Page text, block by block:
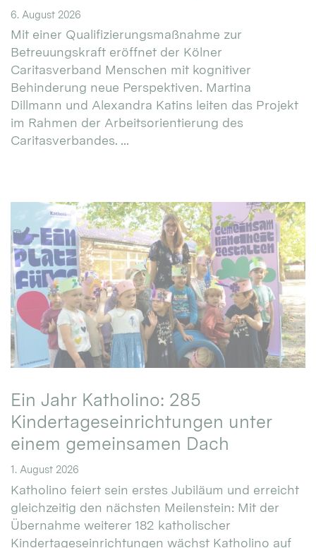
6. August 2026
Mit einer Qualifizierungsmaßnahme zur
Betreuungskraft eröffnet der Kölner
Caritasverband Menschen mit kognitiver
Behinderung neue Perspektiven. Martina
Dillmann und Alexandra Katins leiten das Projekt
im Rahmen der Arbeitsorientierung des
Caritasverbandes. ...
Ein Jahr Katholino: 285
Kindertageseinrichtungen unter
einem gemeinsamen Dach
1. August 2026
Katholino feiert sein erstes Jubiläum und erreicht
gleichzeitig den nächsten Meilenstein: Mit der
Übernahme weiterer 182 katholischer
Kindertageseinrichtungen wächst Katholino auf